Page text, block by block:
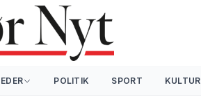
POLITIK SPORT KULTUR